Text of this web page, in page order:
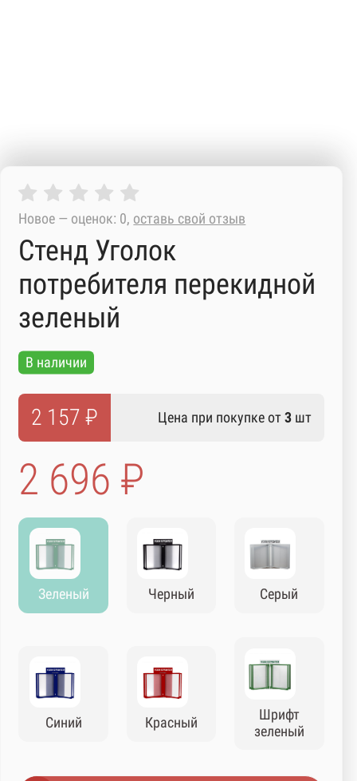
Новое — оценок: 0, оставь свой отзыв
Стенд Уголок
потребителя перекидной
зеленый
В наличии
2 157 ₽ Цена при покупке от 3шт
2 696 ₽
Зеленый Черный Серый
Синий Красный
Шрифт
зеленый